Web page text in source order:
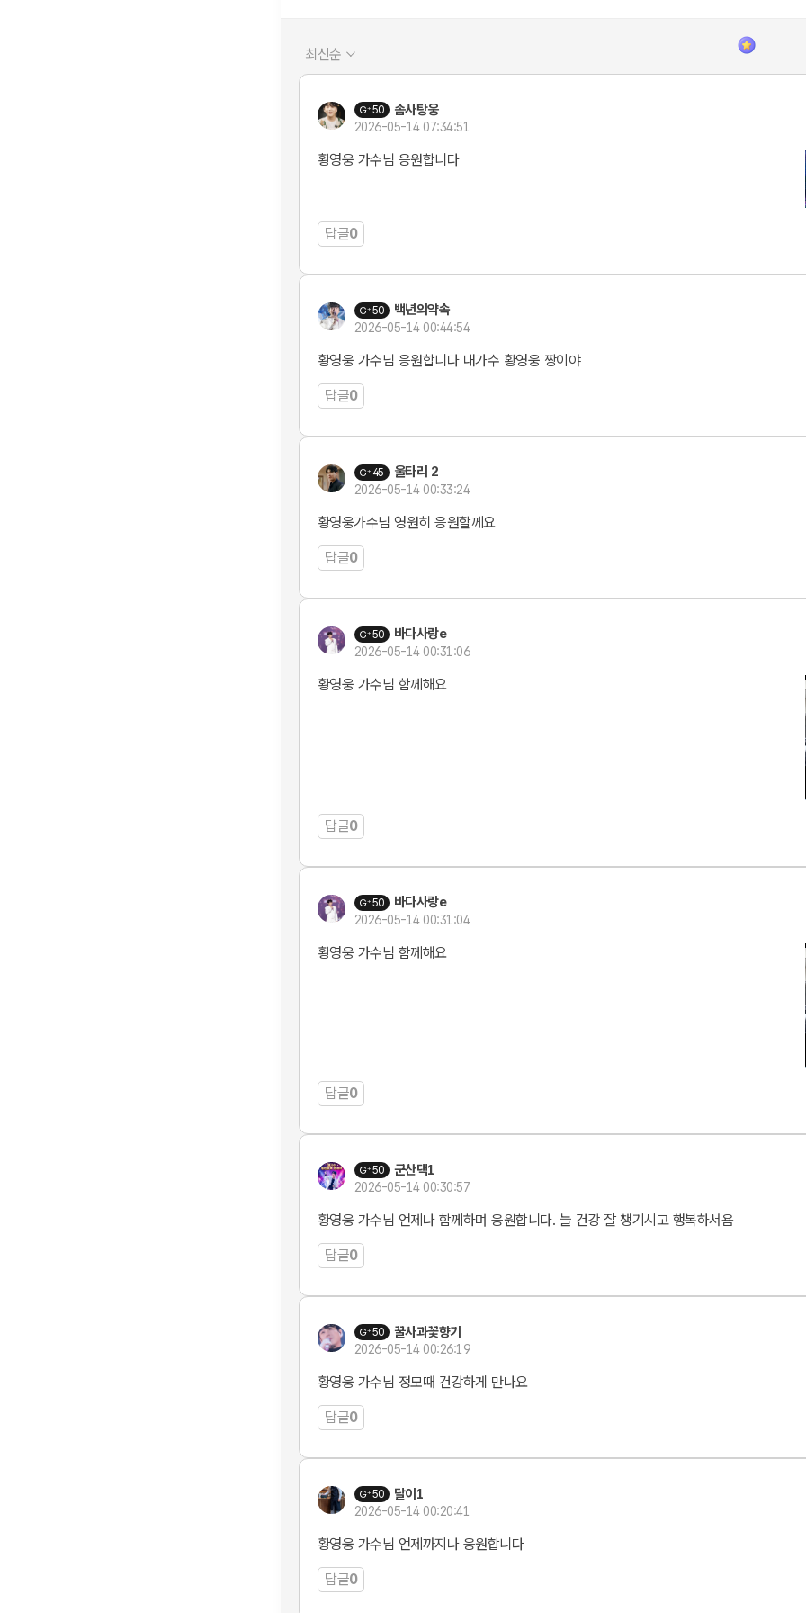
최신순
50 솜사탕웅
2026-05-14 07:34:51
황영웅 가수님 응원합니다
답글0
50 백년의약속
2026-05-14 00:44:54
황영웅 가수님 응원합니다 내가수 황영웅 짱이야
답글0
45 울타리 2
2026-05-14 00:33:24
황영웅가수님 영원히 응원할께요
답글0
50 바다사랑e
2026-05-14 00:31:06
황영웅 가수님 함께해요
답글0
50 바다사랑e
2026-05-14 00:31:04
황영웅 가수님 함께해요
답글0
50 군산댁1
2026-05-14 00:30:57
황영웅 가수님 언제나 함께하며 응원합니다. 늘 건강 잘 챙기시고 행복하서욤
답글0
50 꿀사과꽃향기
2026-05-14 00:26:19
황영웅 가수님 정모때 건강하게 만나요
답글0
50 달이1
2026-05-14 00:20:41
황영웅 가수님 언제까지나 응원합니다
답글0